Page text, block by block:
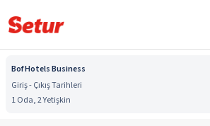
Bof Hotels Business
Giriş - Çıkış Tarihleri
1 Oda, 2 Yetişkin